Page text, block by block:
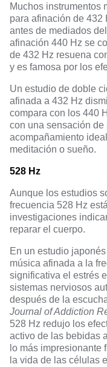
Muchos instrumentos
para afinación de 432
antes de mediados
afinación 440 Hz se
de 432 Hz resuena
y es famosa por los
Un estudio de doble
afinada a 432 Hz
compara con los 440
con una sensación de
acompañamiento
meditación o sueño.
528 Hz
Aunque los estudios
frecuencia 528 Hz
investigaciones
reparar el cuerpo.
En un estudio
música afinada a la
significativa el estrés
sistemas nerviosos
después de la
Journal of Addiction
528 Hz redujo los
activo de las bebidas
lo más impresionante
la vida de las células